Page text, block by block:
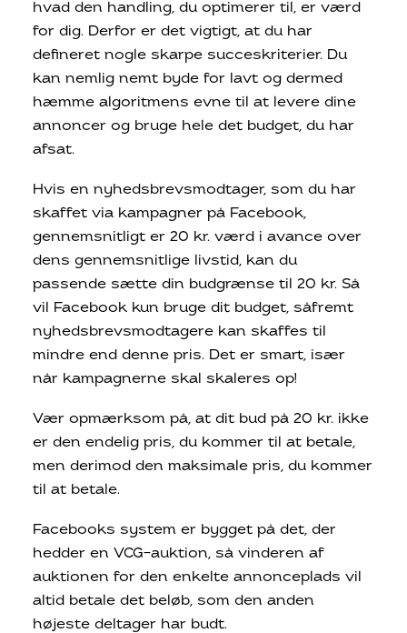
hvad den handling, du optimerer til, er værd
for dig. Derfor er det vigtigt, at du har
defineret nogle skarpe succeskriterier. Du
kan nemlig nemt byde for lavt og dermed
hæmme algoritmens evne til at levere dine
annoncer og bruge hele det budget, du har
afsat.
Hvis en nyhedsbrevsmodtager, som du har
skaffet via kampagner på Facebook,
gennemsnitligt er 20 kr. værd i avance over
dens gennemsnitlige livstid, kan du
passende sætte din budgrænse til 20 kr. Så
vil Facebook kun bruge dit budget, såfremt
nyhedsbrevsmodtagere kan skaffes til
mindre end denne pris. Det er smart, især
når kampagnerne skal skaleres op!
Vær opmærksom på, at dit bud på 20 kr. ikke
er den endelig pris, du kommer til at betale,
men derimod den maksimale pris, du kommer
til at betale.
Facebooks system er bygget på det, der
hedder en VCG-auktion, så vinderen af
auktionen for den enkelte annonceplads vil
altid betale det beløb, som den anden
højeste deltager har budt.